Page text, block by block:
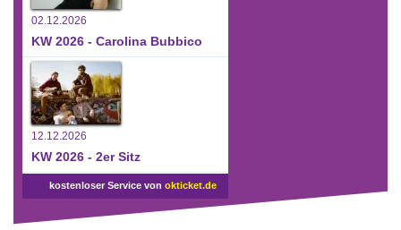
02.12.2026
KW 2026 - Carolina Bubbico
12.12.2026
KW 2026 - 2er Sitz
kostenloser Service von okticket.de